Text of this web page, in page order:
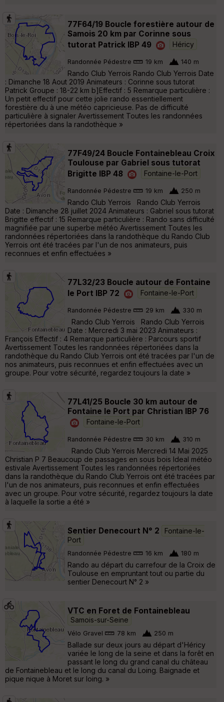
77F64/19 Boucle forestière autour de
Samois 20 km par Corinne sous
tutorat Patrick IBP 49
Héricy
Randonnée Pédestre 19 km 140 m
Rando Club Yerrois Rando Club Yerrois Date
: Dimanche 18 Aout 2019 Animateurs : Corinne sous tutorat
Patrick Groupe : 18-22 km b]Effectif : 5 Remarque particulière :
Un petit effectif pour cette jolie rando essentiellement
forestière du à une météo capricieuse. Pas de difficulté
particulière à signaler Avertissement Toutes les randonnées
répertoriées dans la randothèque »
77F49/24 Boucle Fontainebleau Croix
Toulouse par Gabriel sous tutorat
Brigitte IBP 48
Fontaine-le-Port
Randonnée Pédestre 19 km 250 m
Rando Club Yerrois Rando Club Yerrois
Date : Dimanche 28 juillet 2024 Animateurs : Gabriel sous tutorat
Brigitte effectif : 15 Remarque particulière : Rando sans difficulté
magnifiée par une superbe météo Avertissement Toutes les
randonnées répertoriées dans la randothèque du Rando Club
Yerrois ont été tracées par l'un de nos animateurs, puis
reconnues et enfin effectuées »
77L32/23 Boucle autour de Fontaine
le Port IBP 72
Fontaine-le-Port
Randonnée Pédestre 29 km 330 m
Rando Club Yerrois Rando Club Yerrois
Date : Mercredi 3 mai 2023 Animateurs :
François Effectif : 4 Remarque particulière : Parcours sportif
Avertissement Toutes les randonnées répertoriées dans la
randothèque du Rando Club Yerrois ont été tracées par l'un de
nos animateurs, puis reconnues et enfin effectuées avec un
groupe. Pour votre sécurité, regardez toujours la date »
77L41/25 Boucle 30 km autour de
Fontaine le Port par Christian IBP 76
Fontaine-le-Port
Randonnée Pédestre 30 km 310 m
Rando Club Yerrois Mercredi 14 Mai 2025
Christian P 7 Beaucoup de passages en sous bois Ideal météo
estivale Avertissement Toutes les randonnées répertoriées
dans la randothèque du Rando Club Yerrois ont été tracées par
l'un de nos animateurs, puis reconnues et enfin effectuées
avec un groupe. Pour votre sécurité, regardez toujours la date
à laquelle la sortie a été »
Sentier Denecourt N° 2
Fontaine-le-
Port
Randonnée Pédestre 16 km 180 m
Rando au départ du carrefour de la Croix de
Toulouse en empruntant tout ou partie du
sentier Denecourt N° 2 »
VTC en Foret de Fontainebleau
Samois-sur-Seine
Vélo Gravel 78 km 250 m
Ballade sur deux jours au départ d'Héricy
variée le long de la seine et dans la forêt en
passant le long du grand canal du château
de Fontainebleau et le long du canal du Loing. Baignade et
pique nique à Moret sur loing. »